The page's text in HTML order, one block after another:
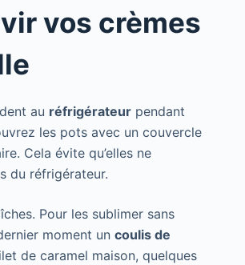
vos crèmes
au réfrigérateur pendant
les pots avec un couvercle
Cela évite qu’elles ne
du réfrigérateur.
Pour les sublimer sans
moment un coulis de
de caramel maison, quelques